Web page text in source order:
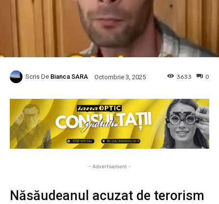
Scris De Bianca SARA Octombrie 3, 2025 0
3633
- Advertisement -
Năsăudeanul acuzat de terorism